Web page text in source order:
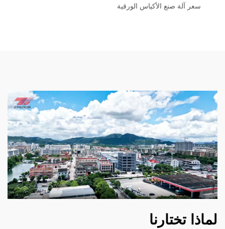
سعر آلة صنع الأكياس الورقية
لماذا تختارنا